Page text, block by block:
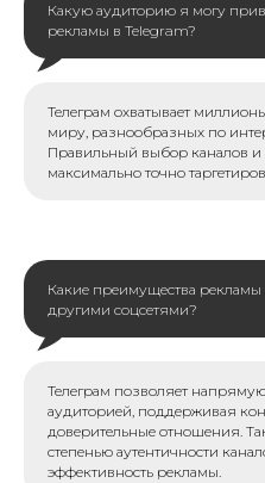
Какую аудиторию я могу
рекламы в Telegram?
Телеграм охватывает
миру, разнообразных по
Правильный выбор каналов и
максимально точно
Какие преимущества
другими соцсетями?
Телеграм позволяет
аудиторией, поддерживая
доверительные отношения.
степенью аутентичности
эффективность рекламы.